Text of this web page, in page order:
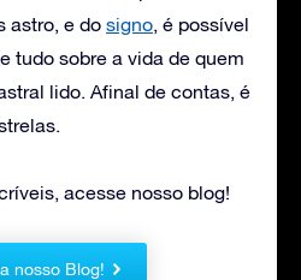
astro, e do signo, é possível
tudo sobre a vida de quem
lido. Afinal de contas, é
acesse nosso blog!
nosso Blog!